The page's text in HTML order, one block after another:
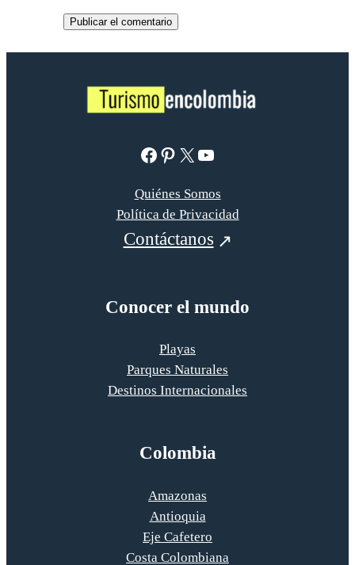
Facebook Pinterest X YouTube
Quiénes Somos
Política de Privacidad
Contáctanos
Conocer el mundo
Playas
Parques Naturales
Destinos Internacionales
Colombia
Amazonas
Antioquia
Eje Cafetero
Costa Colombiana